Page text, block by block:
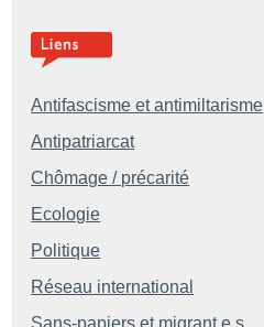
Antifascisme et antimiltarisme
Antipatriarcat
Chômage / précarité
Ecologie
Politique
Réseau international